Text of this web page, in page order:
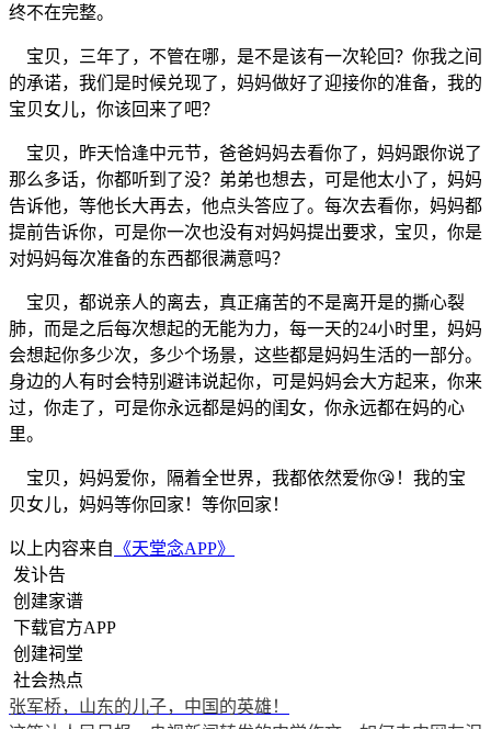
终不在完整。
宝贝，三年了，不管在哪，是不是该有一次轮回？你我之间
的承诺，我们是时候兑现了，妈妈做好了迎接你的准备，我的
宝贝女儿，你该回来了吧？
宝贝，昨天恰逢中元节，爸爸妈妈去看你了，妈妈跟你说了
那么多话，你都听到了没？弟弟也想去，可是他太小了，妈妈
告诉他，等他长大再去，他点头答应了。每次去看你，妈妈都
提前告诉你，可是你一次也没有对妈妈提出要求，宝贝，你是
对妈妈每次准备的东西都很满意吗？
宝贝，都说亲人的离去，真正痛苦的不是离开是的撕心裂
肺，而是之后每次想起的无能为力，每一天的24小时里，妈妈
会想起你多少次，多少个场景，这些都是妈妈生活的一部分。
身边的人有时会特别避讳说起你，可是妈妈会大方起来，你来
过，你走了，可是你永远都是妈的闺女，你永远都在妈的心
里。
宝贝，妈妈爱你，隔着全世界，我都依然爱你😘！我的宝
贝女儿，妈妈等你回家！等你回家！
以上内容来自 《天堂念APP》
发讣告
创建家谱
下载官方APP
创建祠堂
社会热点
张军桥，山东的儿子，中国的英雄！